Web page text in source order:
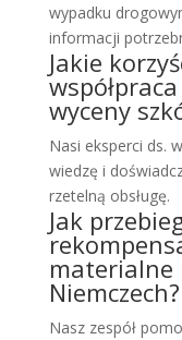
wypadku
informacji
Jakie
wyceny
Nasi eksperci ds.
wiedzę i
rzetelną obsługę.
Jak
materialne
Niemczech?
Nasz zespół